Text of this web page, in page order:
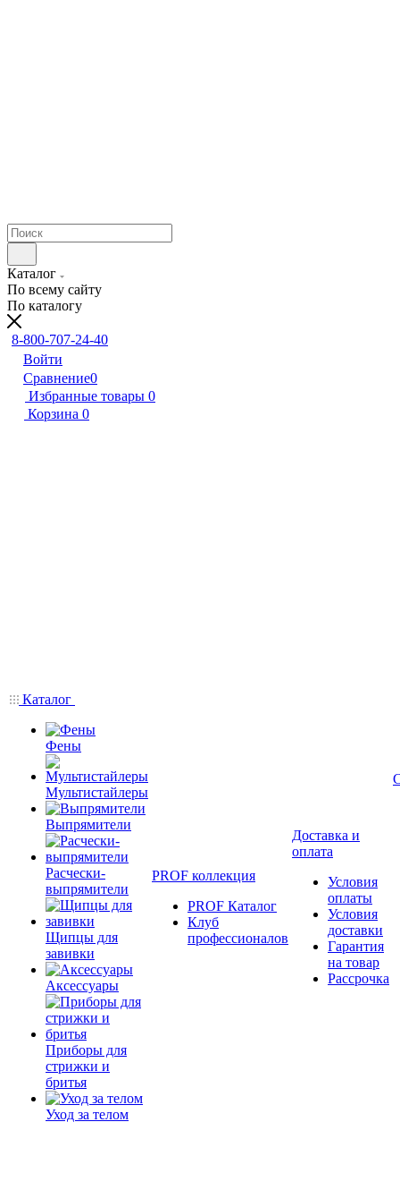
Каталог
По всему сайту
По каталогу
8-800-707-24-40
Войти
Сравнение0
Избранные товары 0
Корзина 0
Каталог
Фены
Мультистайлеры
Выпрямители
Расчески-
выпрямители
Щипцы для
завивки
Аксессуары
Приборы для
стрижки и
бритья
Уход за телом
PROF коллекция
PROF Каталог
Клуб
профессионалов
Доставка и
оплата
Условия
оплаты
Условия
доставки
Гарантия
на товар
Рассрочка